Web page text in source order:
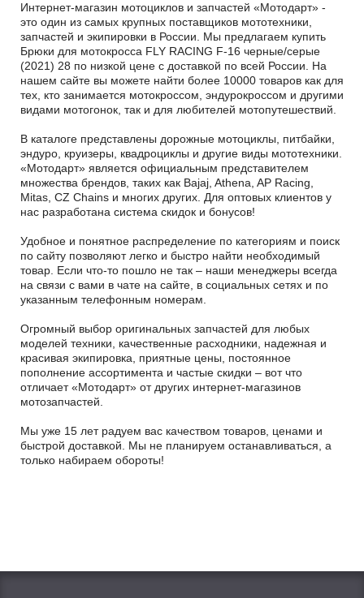
Интернет-магазин мотоциклов и запчастей «Мотодарт» -
это один из самых крупных поставщиков мототехники,
запчастей и экипировки в России. Мы предлагаем купить
Брюки для мотокросса FLY RACING F-16 черные/серые
(2021) 28 по низкой цене с доставкой по всей России. На
нашем сайте вы можете найти более 10000 товаров как для
тех, кто занимается мотокроссом, эндурокроссом и другими
видами мотогонок, так и для любителей мотопутешествий.
В каталоге представлены дорожные мотоциклы, питбайки,
эндуро, круизеры, квадроциклы и другие виды мототехники.
«Мотодарт» является официальным представителем
множества брендов, таких как Bajaj, Athena, AP Racing,
Mitas, CZ Chains и многих других. Для оптовых клиентов у
нас разработана система скидок и бонусов!
Удобное и понятное распределение по категориям и поиск
по сайту позволяют легко и быстро найти необходимый
товар. Если что-то пошло не так – наши менеджеры всегда
на связи с вами в чате на сайте, в социальных сетях и по
указанным телефонным номерам.
Огромный выбор оригинальных запчастей для любых
моделей техники, качественные расходники, надежная и
красивая экипировка, приятные цены, постоянное
пополнение ассортимента и частые скидки – вот что
отличает «Мотодарт» от других интернет-магазинов
мотозапчастей.
Мы уже 15 лет радуем вас качеством товаров, ценами и
быстрой доставкой. Мы не планируем останавливаться, а
только набираем обороты!